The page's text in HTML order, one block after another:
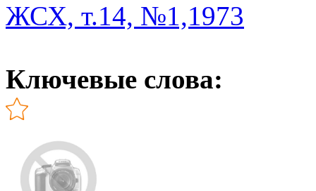
ЖСХ, т.14, №1,1973
Ключевые слова: